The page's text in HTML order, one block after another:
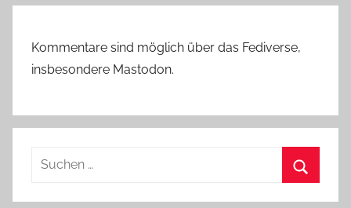
Kommentare sind möglich über das Fediverse,
insbesondere Mastodon.
Suchen